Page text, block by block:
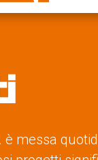
è messa